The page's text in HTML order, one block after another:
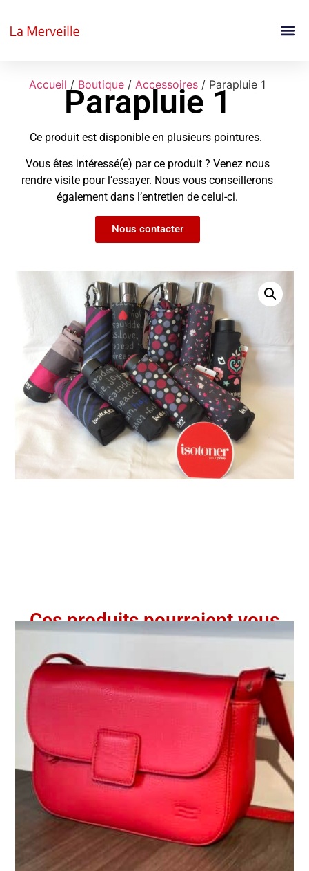
Accueil / Boutique /Accessoires / Parapluie 1
Parapluie 1
Ce produit est disponible en plusieurs pointures.
Vous êtes intéressé(e) par ce produit ? Venez nous
rendre visite pour l’essayer. Nous vous conseillerons
également dans l’entretien de celui-ci.
Nous contacter
Ces produits pourraient vous
intéresser